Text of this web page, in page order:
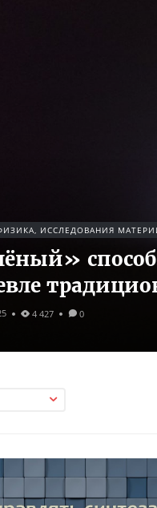
ИССЛЕДОВАНИЯ
способ
4 427 0